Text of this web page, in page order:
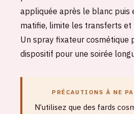
appliquée après le blanc puis
matifie, limite les transferts et
Un spray fixateur cosmétique
dispositif pour une soirée
PRÉCAUTIONS À NE
N’utilisez que des fards